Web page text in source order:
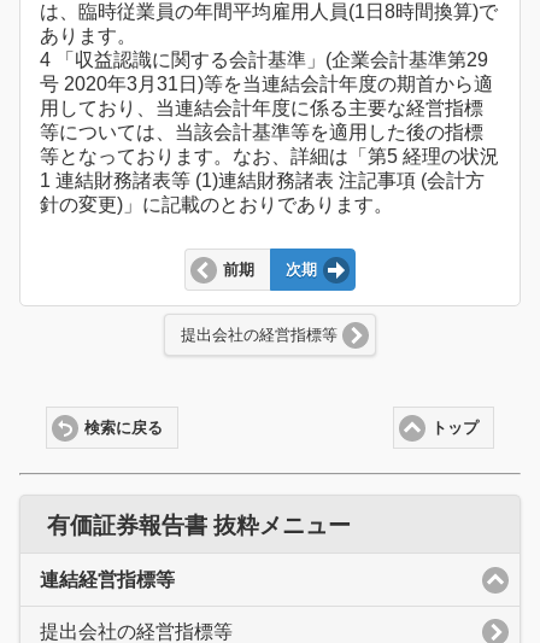
は、臨時従業員の年間平均雇用人員(1日8時間換算)で
あります。
4 「収益認識に関する会計基準」(企業会計基準第29
号 2020年3月31日)等を当連結会計年度の期首から適
用しており、当連結会計年度に係る主要な経営指標
等については、当該会計基準等を適用した後の指標
等となっております。なお、詳細は「第5 経理の状況
1 連結財務諸表等 (1)連結財務諸表 注記事項 (会計方
針の変更)」に記載のとおりであります。
前期 次期
提出会社の経営指標等
トップ
検索に戻る
有価証券報告書 抜粋メニュー
連結経営指標等
提出会社の経営指標等